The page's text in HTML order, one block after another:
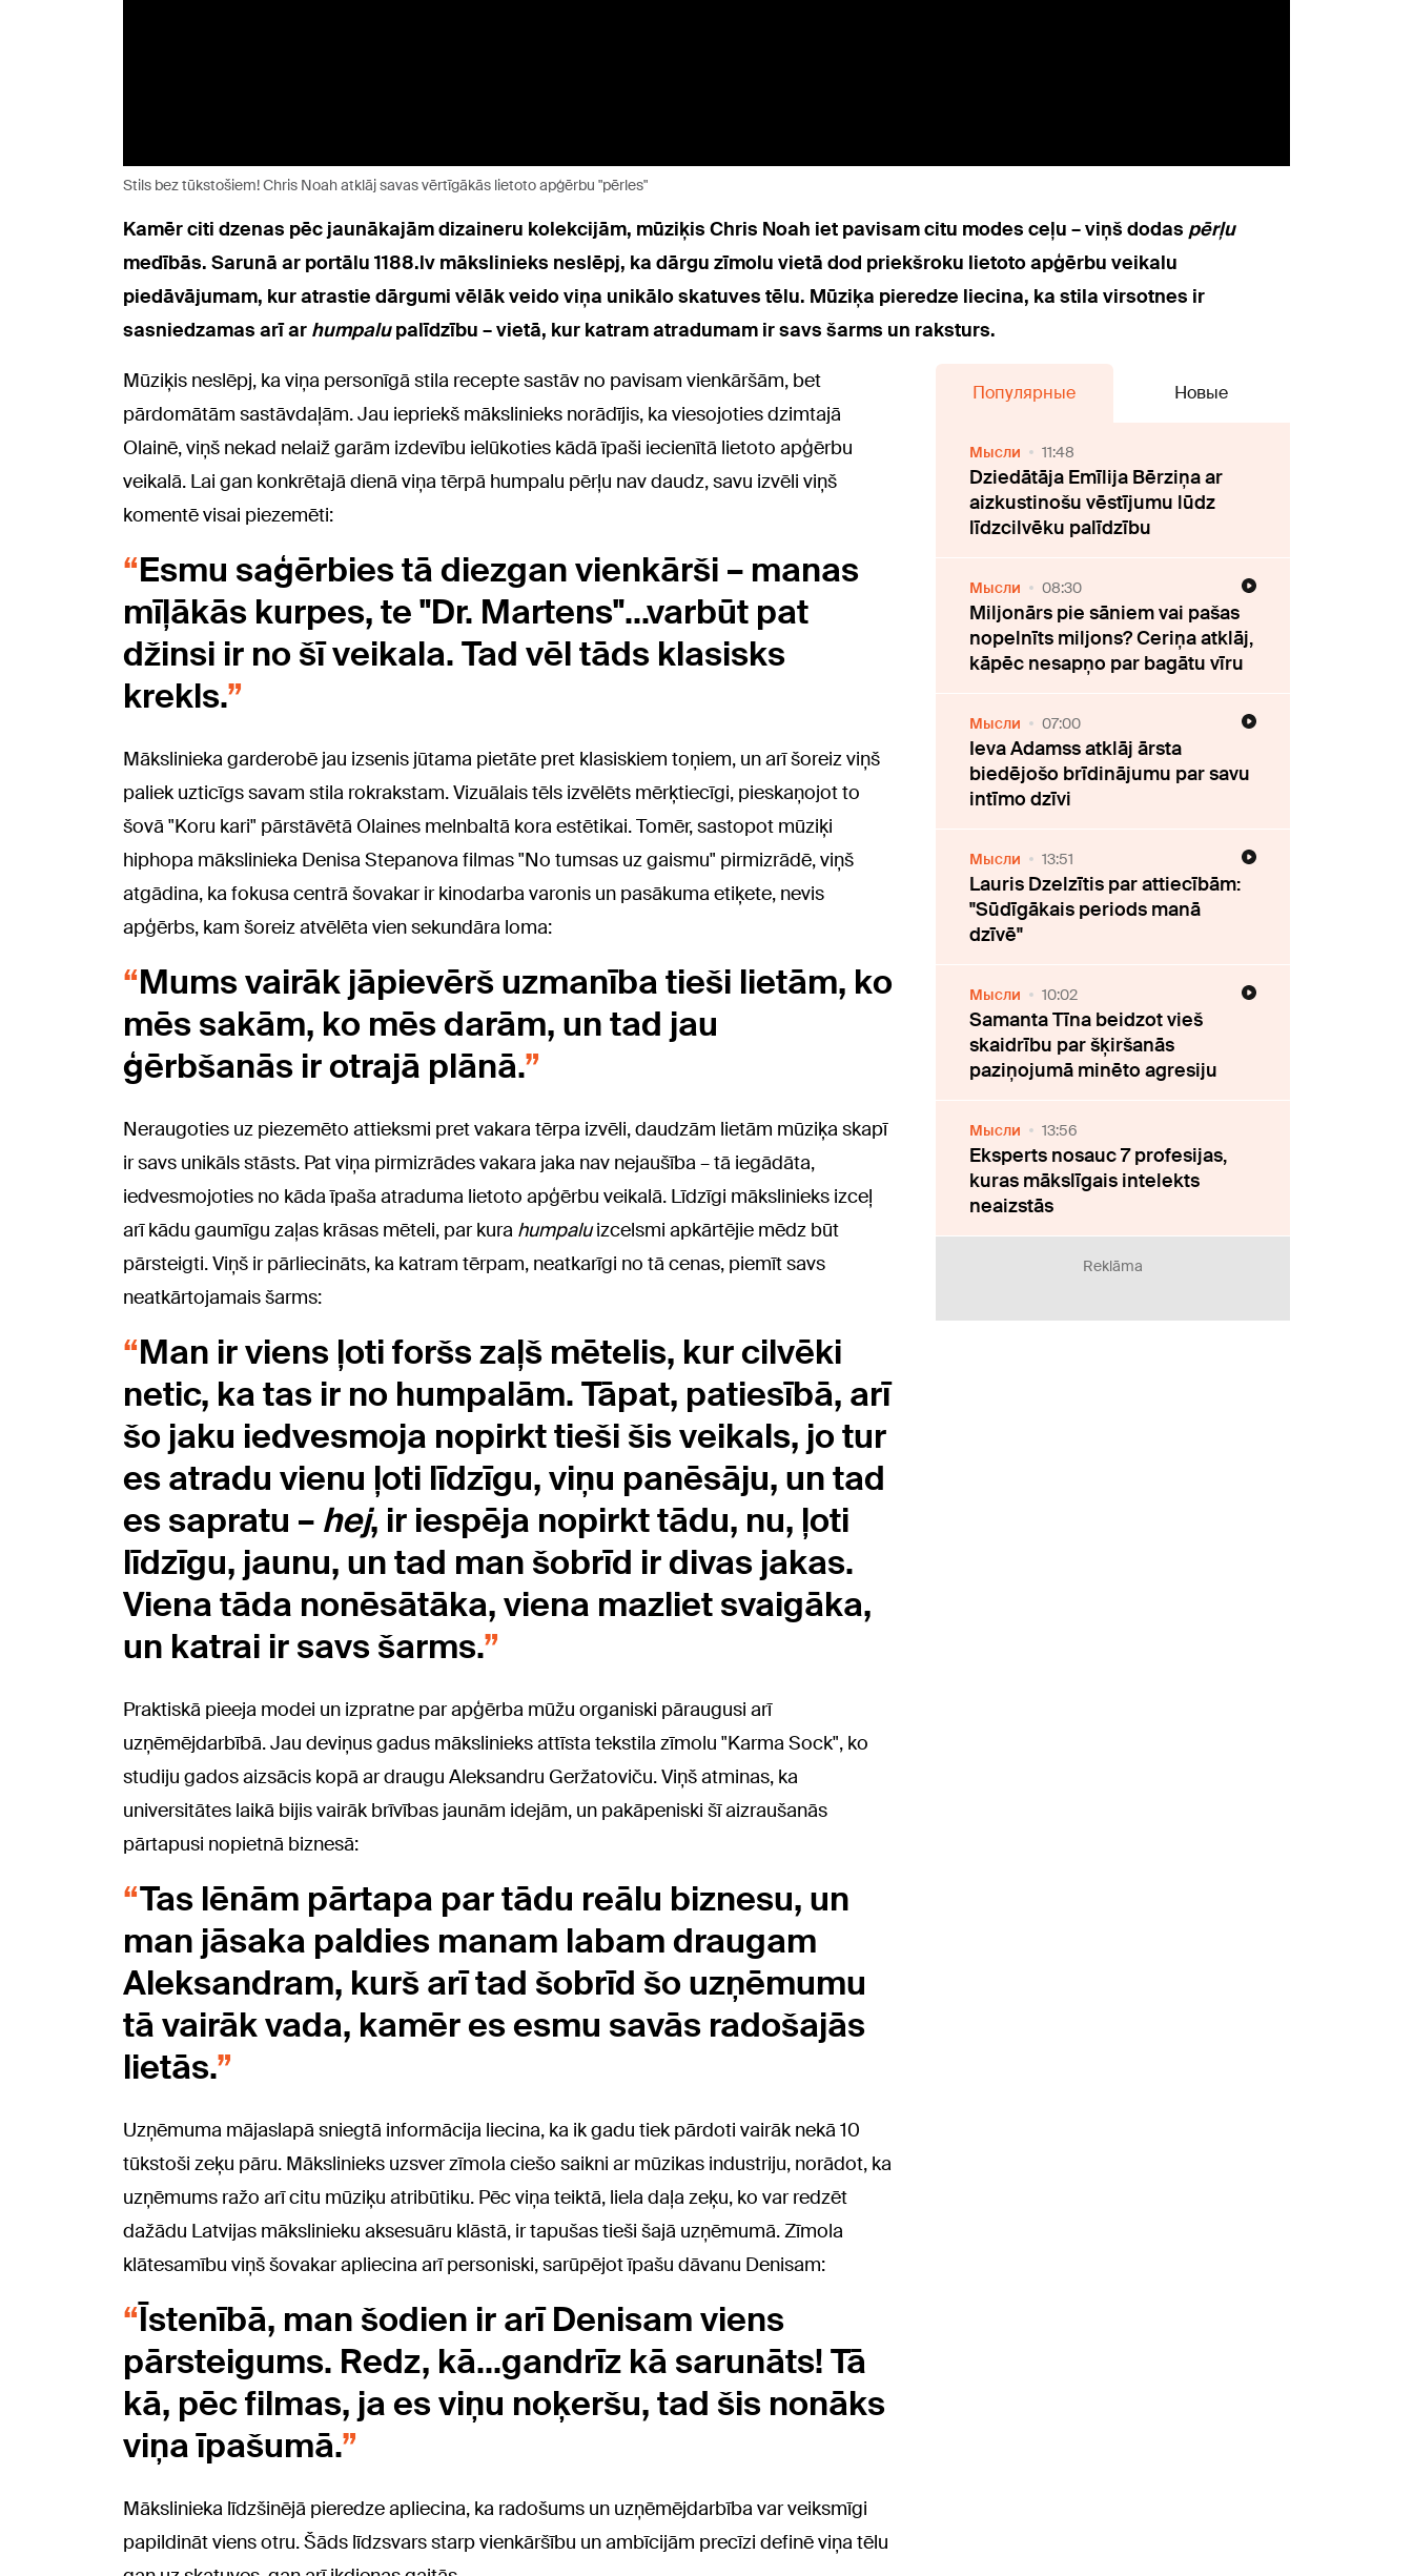
Stils bez tūkstošiem! Chris Noah atklāj savas vērtīgākās lietoto apģērbu "pērles"
Kamēr citi dzenas pēc jaunākajām dizaineru kolekcijām, mūziķis Chris Noah iet pavisam citu modes ceļu – viņš dodas pērļu
medībās. Sarunā ar portālu 1188.lv mākslinieks neslēpj, ka dārgu zīmolu vietā dod priekšroku lietoto apģērbu veikalu
piedāvājumam, kur atrastie dārgumi vēlāk veido viņa unikālo skatuves tēlu. Mūziķa pieredze liecina, ka stila virsotnes ir
sasniedzamas arī ar humpalupalīdzību – vietā, kur katram atradumam ir savs šarms un raksturs.
Mūziķis neslēpj, ka viņa personīgā stila recepte sastāv no pavisam vienkāršām, bet
pārdomātām sastāvdaļām. Jau iepriekš mākslinieks norādījis, ka viesojoties dzimtajā
Olainē, viņš nekad nelaiž garām izdevību ielūkoties kādā īpaši iecienītā lietoto apģērbu
veikalā. Lai gan konkrētajā dienā viņa tērpā humpalu pērļu nav daudz, savu izvēli viņš
komentē visai piezemēti:
Esmu saģērbies tā diezgan vienkārši – manas
mīļākās kurpes, te "Dr. Martens"...varbūt pat
džinsi ir no šī veikala. Tad vēl tāds klasisks
krekls.
Mākslinieka garderobē jau izsenis jūtama pietāte pret klasiskiem toņiem, un arī šoreiz viņš
paliek uzticīgs savam stila rokrakstam. Vizuālais tēls izvēlēts mērķtiecīgi, pieskaņojot to
šovā "Koru kari" pārstāvētā Olaines melnbaltā kora estētikai. Tomēr, sastopot mūziķi
hiphopa mākslinieka Denisa Stepanova filmas "No tumsas uz gaismu" pirmizrādē, viņš
atgādina, ka fokusa centrā šovakar ir kinodarba varonis un pasākuma etiķete, nevis
apģērbs, kam šoreiz atvēlēta vien sekundāra loma:
Mums vairāk jāpievērš uzmanība tieši lietām, ko
mēs sakām, ko mēs darām, un tad jau
ģērbšanās ir otrajā plānā.
Neraugoties uz piezemēto attieksmi pret vakara tērpa izvēli, daudzām lietām mūziķa skapī
ir savs unikāls stāsts. Pat viņa pirmizrādes vakara jaka nav nejaušība – tā iegādāta,
iedvesmojoties no kāda īpaša atraduma lietoto apģērbu veikalā. Līdzīgi mākslinieks izceļ
arī kādu gaumīgu zaļas krāsas mēteli, par kura humpaluizcelsmi apkārtējie mēdz būt
pārsteigti. Viņš ir pārliecināts, ka katram tērpam, neatkarīgi no tā cenas, piemīt savs
neatkārtojamais šarms:
Man ir viens ļoti foršs zaļš mētelis, kur cilvēki
netic, ka tas ir no humpalām. Tāpat, patiesībā, arī
šo jaku iedvesmoja nopirkt tieši šis veikals, jo tur
es atradu vienu ļoti līdzīgu, viņu panēsāju, un tad
es sapratu – hej, ir iespēja nopirkt tādu, nu, ļoti
līdzīgu, jaunu, un tad man šobrīd ir divas jakas.
Viena tāda nonēsātāka, viena mazliet svaigāka,
un katrai ir savs šarms.
Praktiskā pieeja modei un izpratne par apģērba mūžu organiski pāraugusi arī
uzņēmējdarbībā. Jau deviņus gadus mākslinieks attīsta tekstila zīmolu "Karma Sock", ko
studiju gados aizsācis kopā ar draugu Aleksandru Geržatoviču. Viņš atminas, ka
universitātes laikā bijis vairāk brīvības jaunām idejām, un pakāpeniski šī aizraušanās
pārtapusi nopietnā biznesā:
Tas lēnām pārtapa par tādu reālu biznesu, un
man jāsaka paldies manam labam draugam
Aleksandram, kurš arī tad šobrīd šo uzņēmumu
tā vairāk vada, kamēr es esmu savās radošajās
lietās.
Uzņēmuma mājaslapā sniegtā informācija liecina, ka ik gadu tiek pārdoti vairāk nekā 10
tūkstoši zeķu pāru. Mākslinieks uzsver zīmola ciešo saikni ar mūzikas industriju, norādot, ka
uzņēmums ražo arī citu mūziķu atribūtiku. Pēc viņa teiktā, liela daļa zeķu, ko var redzēt
dažādu Latvijas mākslinieku aksesuāru klāstā, ir tapušas tieši šajā uzņēmumā. Zīmola
klātesamību viņš šovakar apliecina arī personiski, sarūpējot īpašu dāvanu Denisam:
Īstenībā, man šodien ir arī Denisam viens
pārsteigums. Redz, kā...gandrīz kā sarunāts! Tā
kā, pēc filmas, ja es viņu noķeršu, tad šis nonāks
viņa īpašumā.
Mākslinieka līdzšinējā pieredze apliecina, ka radošums un uzņēmējdarbība var veiksmīgi
papildināt viens otru. Šāds līdzsvars starp vienkāršību un ambīcijām precīzi definē viņa tēlu
Популярные Новые
Мысли 11:48
Dziedātāja Emīlija Bērziņa ar
aizkustinošu vēstījumu lūdz
līdzcilvēku palīdzību
Мысли 08:30
Miljonārs pie sāniem vai pašas
nopelnīts miljons? Ceriņa atklāj,
kāpēc nesapņo par bagātu vīru
Мысли 07:00
Ieva Adamss atklāj ārsta
biedējošo brīdinājumu par savu
intīmo dzīvi
Мысли 13:51
Lauris Dzelzītis par attiecībām:
"Sūdīgākais periods manā
dzīvē"
Мысли 10:02
Samanta Tīna beidzot vieš
skaidrību par šķiršanās
paziņojumā minēto agresiju
Мысли 13:56
Eksperts nosauc 7 profesijas,
kuras mākslīgais intelekts
neaizstās
Reklāma